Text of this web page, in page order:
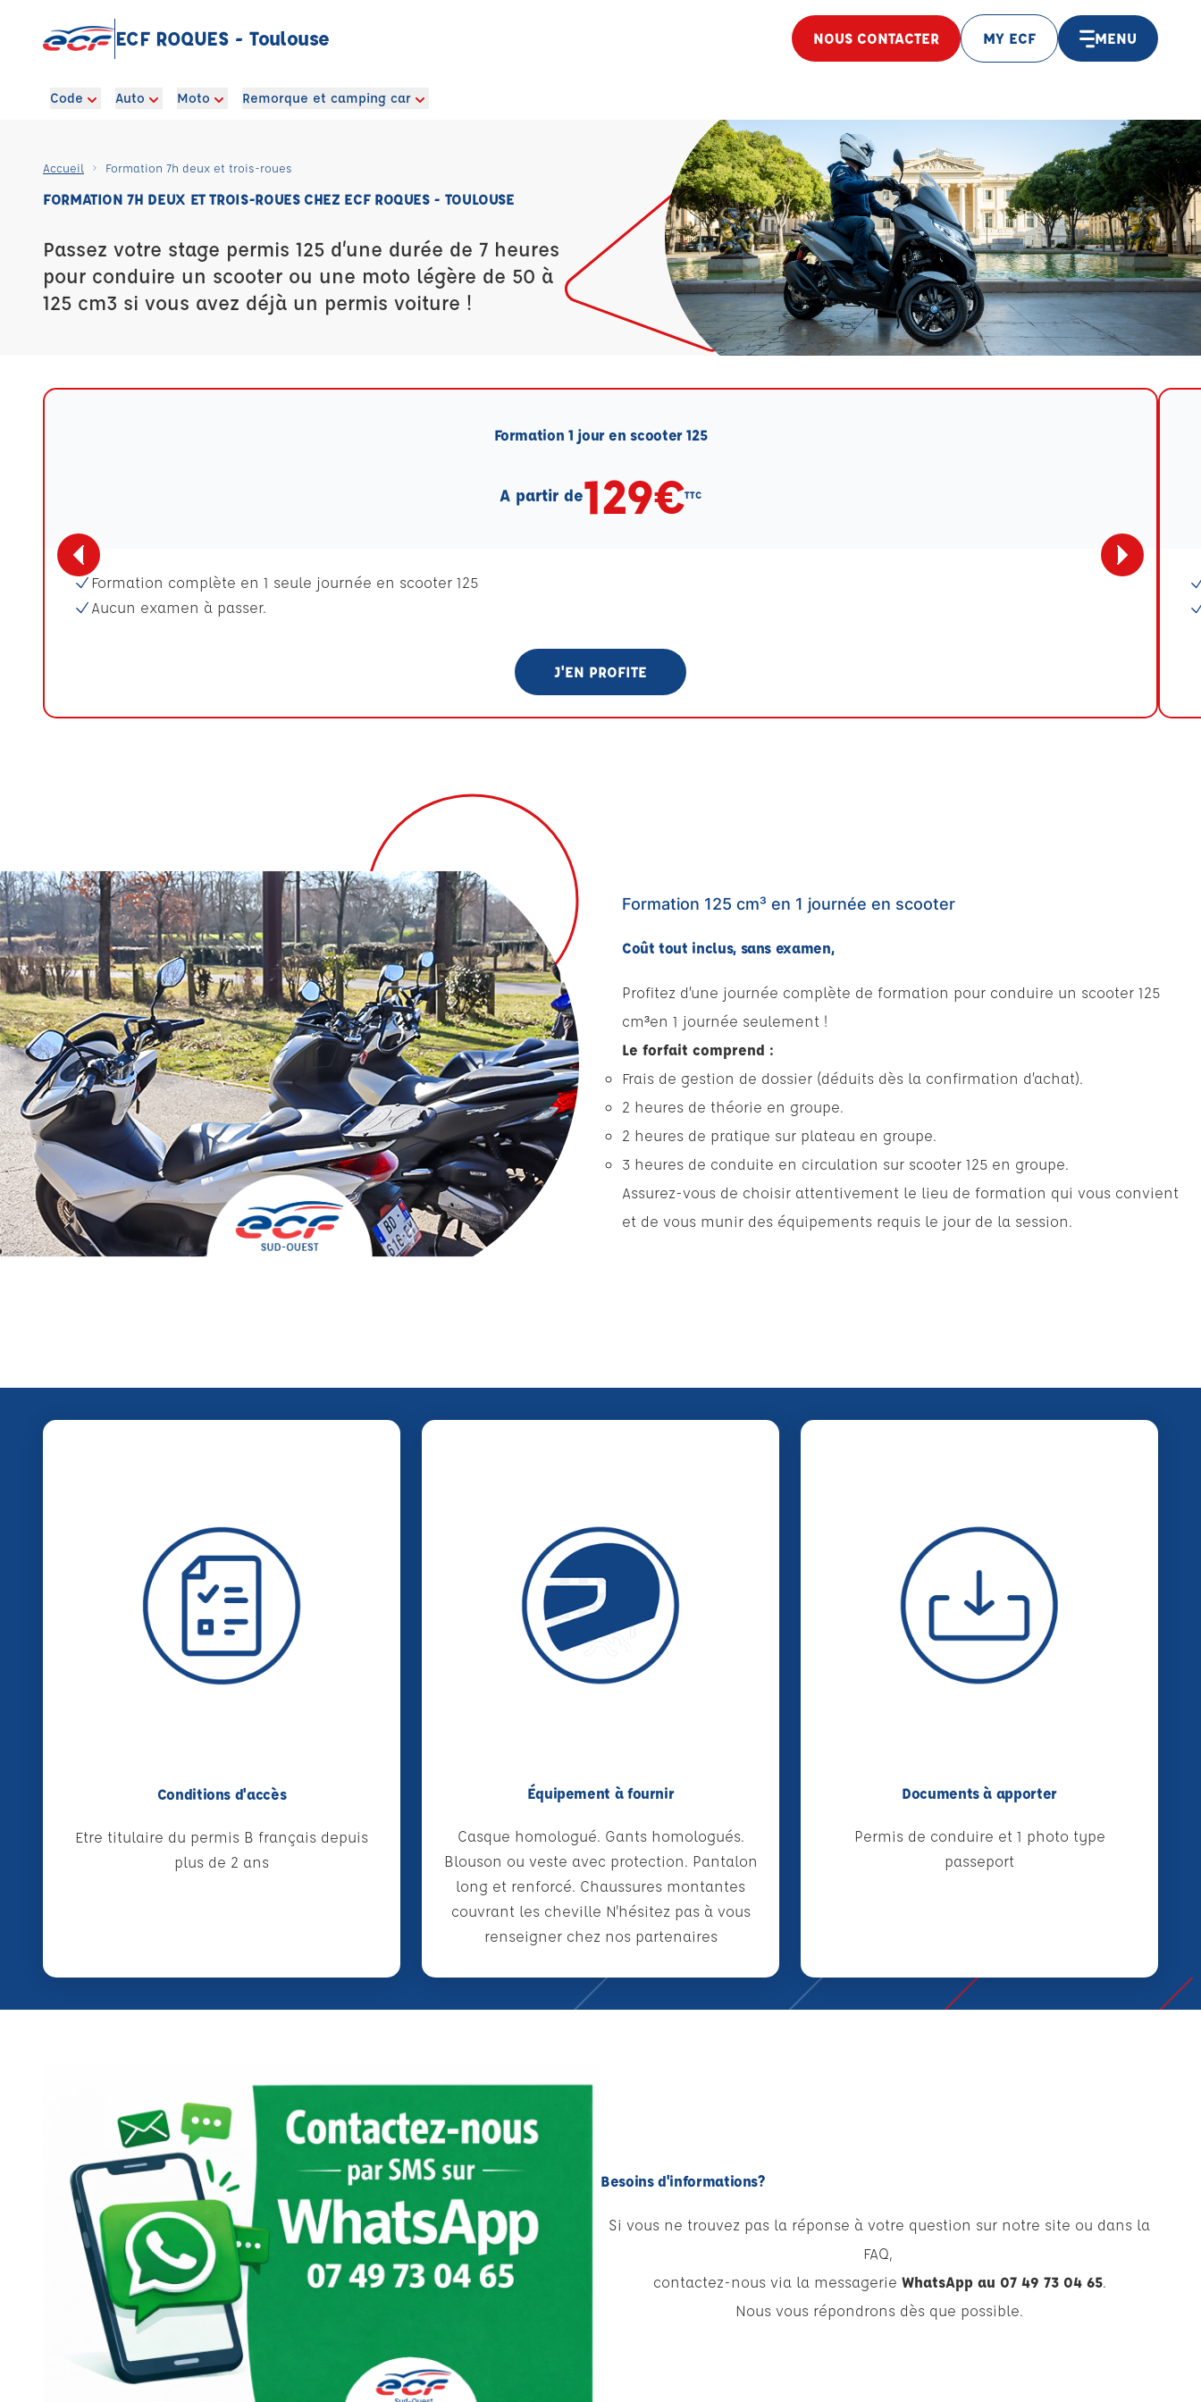
ECF ROQUES - Toulouse NOUS CONTACTER MY ECF MENU
Code Auto Moto Remorque et camping car
Accueil Formation 7h deux et trois-roues
FORMATION 7H DEUX ET TROIS-ROUES CHEZ ECF ROQUES - TOULOUSE
Passez votre stage permis 125 d’une durée de 7 heures
pour conduire un scooter ou une moto légère de 50 à
125 cm3 si vous avez déjà un permis voiture !
Formation 1 jour en scooter 125
A partir de129€TTC
Formation complète en 1 seule journée en scooter 125
Aucun examen à passer.
J'EN PROFITE
Formation 125 cm³ en 1 journée en scooter
Coût tout inclus, sans examen,
Profitez d’une journée complète de formation pour conduire un scooter 125
cm³en 1 journée seulement !
Le forfait comprend :
Frais de gestion de dossier (déduits dès la confirmation d’achat).
2 heures de théorie en groupe.
2 heures de pratique sur plateau en groupe.
3 heures de conduite en circulation sur scooter 125 en groupe.
Assurez-vous de choisir attentivement le lieu de formation qui vous convient
et de vous munir des équipements requis le jour de la session.
Conditions d'accès
Etre titulaire du permis B français depuis
plus de 2 ans
Équipement à fournir
Casque homologué. Gants homologués.
Blouson ou veste avec protection. Pantalon
long et renforcé. Chaussures montantes
couvrant les cheville N'hésitez pas à vous
renseigner chez nos partenaires
Documents à apporter
Permis de conduire et 1 photo type
passeport
Besoins d'informations?
Si vous ne trouvez pas la réponse à votre question sur notre site ou dans la
FAQ,
contactez-nous via la messagerie WhatsApp au 07 49 73 04 65.
Nous vous répondrons dès que possible.